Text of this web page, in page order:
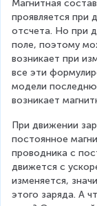
m
e
}
+
m
_
{
2
}
\
v
e
c
{
Магнитная
проявляется при
отсчета. Но при
поле, поэтому
возникает при
все эти
модели
возникает
При движении
постоянное
проводника с
движется с
изменяется,
этого заряда. А